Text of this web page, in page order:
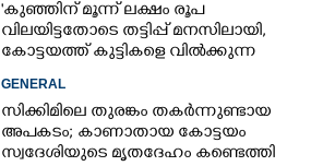
'കുഞ്ഞിന് മൂന്ന് ലക്ഷം രൂപ
വിലയിട്ടതോടെ തട്ടിപ്പ് മനസിലായി,
കോട്ടയത്ത് കുട്ടികളെ വിൽക്കുന്ന
സംഘം'; കൂടുതൽ
വെളിപ്പെടുത്തലുമായി ഗർഭിണി
GENERAL
സിക്കിമിലെ തുരങ്കം തകർന്നുണ്ടായ
അപകടം; കാണാതായ കോട്ടയം
സ്വദേശിയുടെ മൃതദേഹം കണ്ടെത്തി